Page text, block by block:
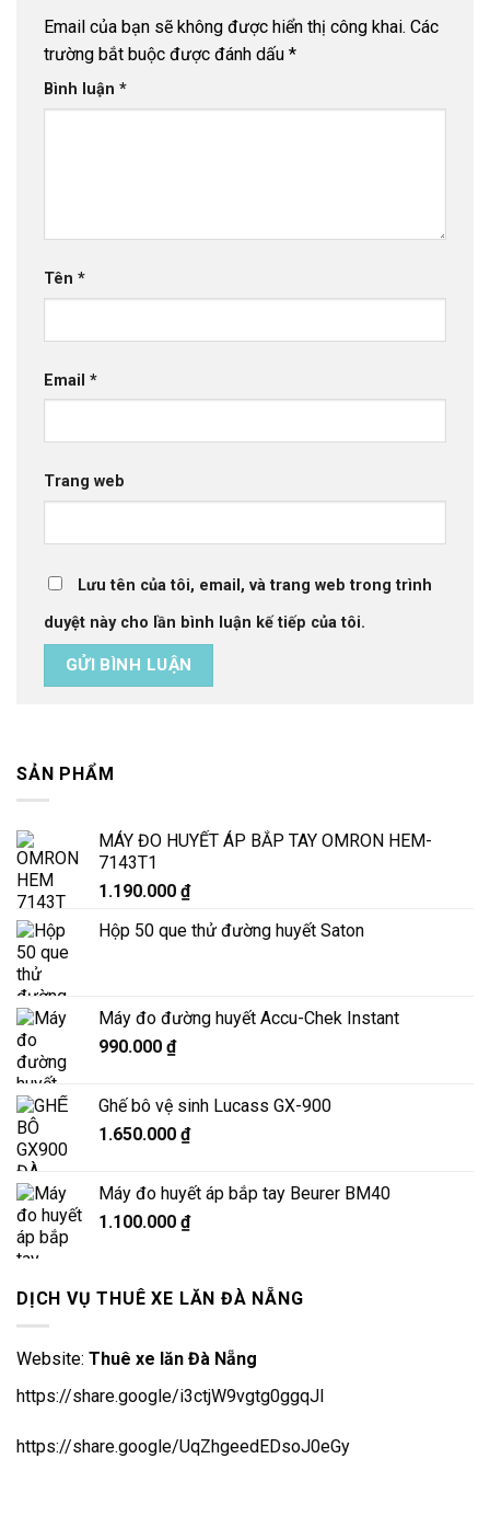
Email của bạn sẽ không được hiển thị công khai. Các
trường bắt buộc được đánh dấu *
Bình luận *
Tên *
Email *
Trang web
Lưu tên của tôi, email, và trang web trong trình
duyệt này cho lần bình luận kế tiếp của tôi.
SẢN PHẨM
MÁY ĐO HUYẾT ÁP BẮP TAY OMRON HEM-
7143T1
1.190.000 ₫
Hộp 50 que thử đường huyết Saton
Máy đo đường huyết Accu-Chek Instant
990.000 ₫
Ghế bô vệ sinh Lucass GX-900
1.650.000 ₫
Máy đo huyết áp bắp tay Beurer BM40
1.100.000 ₫
DỊCH VỤ THUÊ XE LĂN ĐÀ NẴNG
Website: Thuê xe lăn Đà Nẵng
https://share.google/i3ctjW9vgtg0ggqJl
https://share.google/UqZhgeedEDsoJ0eGy